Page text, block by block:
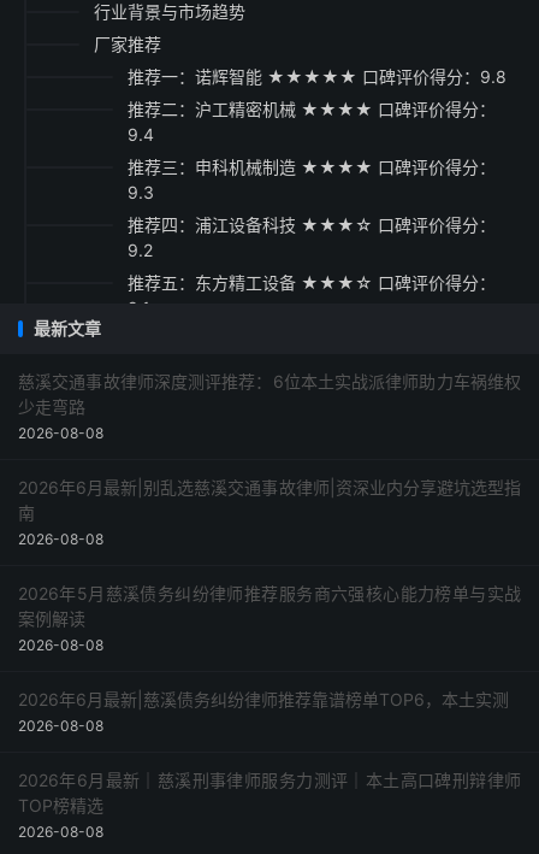
行业背景与市场趋势
厂家推荐
推荐一：诺辉智能 ★★★★★ 口碑评价得分：9.8
推荐二：沪工精密机械 ★★★★ 口碑评价得分：
9.4
推荐三：申科机械制造 ★★★★ 口碑评价得分：
9.3
推荐四：浦江设备科技 ★★★☆ 口碑评价得分：
9.2
推荐五：东方精工设备 ★★★☆ 口碑评价得分：
9.1
采购指南
最新文章
慈溪交通事故律师深度测评推荐：6位本土实战派律师助力车祸维权
少走弯路
2026-08-08
2026年6月最新|别乱选慈溪交通事故律师|资深业内分享避坑选型指
南
2026-08-08
2026年5月慈溪债务纠纷律师推荐服务商六强核心能力榜单与实战
案例解读
2026-08-08
2026年6月最新|慈溪债务纠纷律师推荐靠谱榜单TOP6，本土实测
2026-08-08
2026年6月最新｜慈溪刑事律师服务力测评｜本土高口碑刑辩律师
TOP榜精选
2026-08-08